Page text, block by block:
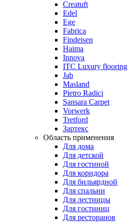
Creatuft
Edel
Ege
Fabrica
Findeisen
Haima
Innova
ITC Luxury flooring
Jab
Masland
Pietro Radici
Sansara Carpet
Vorwerk
Tretford
Зартекс
Область применения
Для дома
Для детской
Для гостиной
Для коридора
Для бильярдной
Для спальни
Для лестницы
Для гостиниц
Для ресторанов